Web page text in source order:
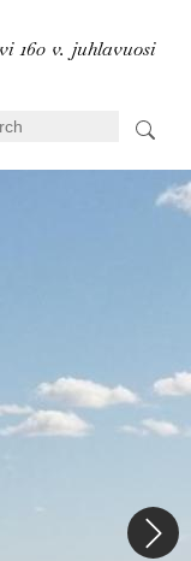
160 v. juhlavuosi